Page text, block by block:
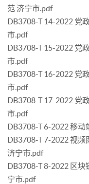
范 济宁市.pdf
DB3708-T 14-2022 党
市.pdf
DB3708-T 15-2022 党
市.pdf
DB3708-T 16-2022 党
市.pdf
DB3708-T 17-2022 党
市.pdf
DB3708-T 6-2022 移
DB3708-T 7-2022 视
济宁市.pdf
DB3708-T 8-2022 区
宁市.pdf